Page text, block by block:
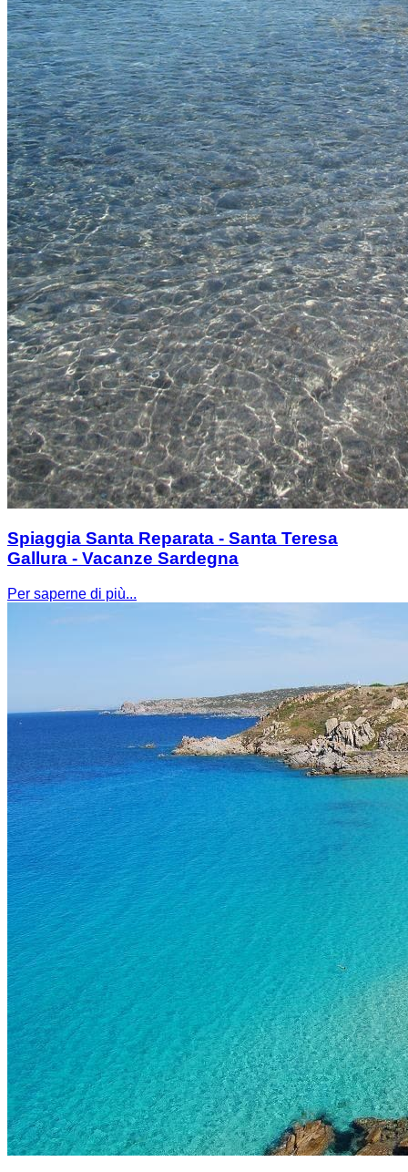
Spiaggia Santa Reparata - Santa Teresa
Gallura - Vacanze Sardegna
Per saperne di più...